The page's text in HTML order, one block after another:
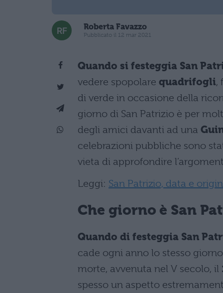
Roberta Favazzo
Pubblicato il 12 mar 2021
Quando si festeggia San
vedere spopolare quadrifogli,
di verde in occasione della
giorno di San Patrizio è per
degli amici davanti ad una
celebrazioni pubbliche sono
vieta di approfondire
Leggi: San Patrizio, data e
Che giorno è San
Quando di festeggia San
cade ogni anno lo stesso
morte, avvenuta nel V secolo, il
spesso un aspetto